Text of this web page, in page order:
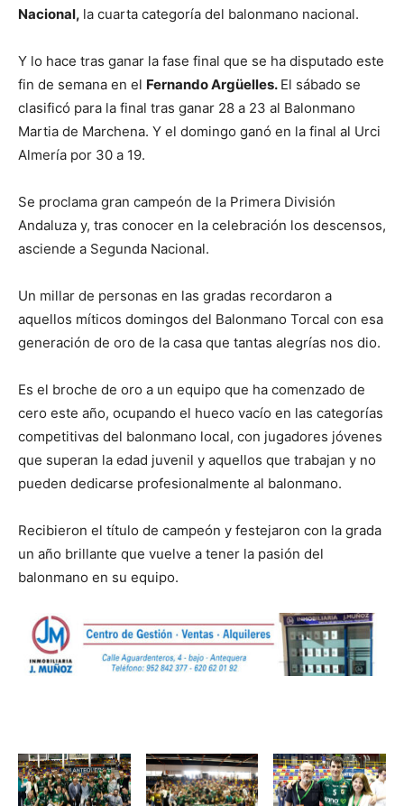
Nacional, la cuarta categoría del balonmano nacional.
Y lo hace tras ganar la fase final que se ha disputado este
fin de semana en el Fernando Argüelles. El sábado se
clasificó para la final tras ganar 28 a 23 al Balonmano
Martia de Marchena. Y el domingo ganó en la final al Urci
Almería por 30 a 19.
Se proclama gran campeón de la Primera División
Andaluza y, tras conocer en la celebración los descensos,
asciende a Segunda Nacional.
Un millar de personas en las gradas recordaron a
aquellos míticos domingos del Balonmano Torcal con esa
generación de oro de la casa que tantas alegrías nos dio.
Es el broche de oro a un equipo que ha comenzado de
cero este año, ocupando el hueco vacío en las categorías
competitivas del balonmano local, con jugadores jóvenes
que superan la edad juvenil y aquellos que trabajan y no
pueden dedicarse profesionalmente al balonmano.
Recibieron el título de campeón y festejaron con la grada
un año brillante que vuelve a tener la pasión del
balonmano en su equipo.